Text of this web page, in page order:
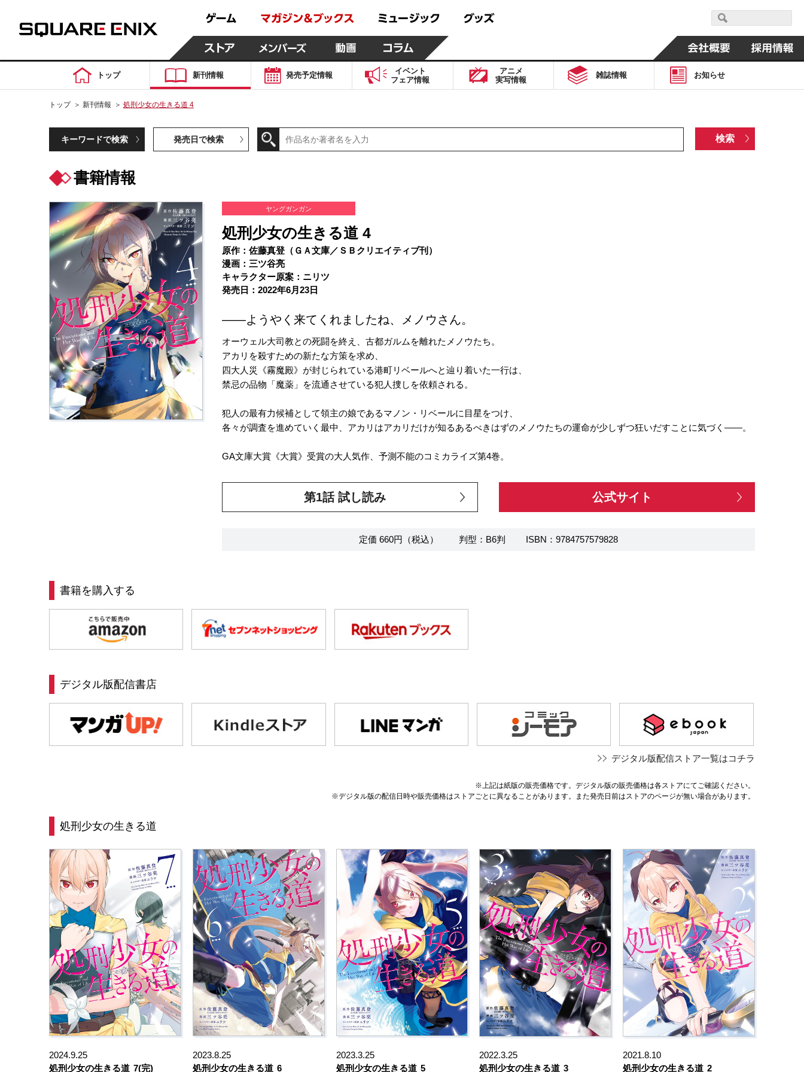
トップ 新刊情報 発売予定情報
イベント
フェア情報
アニメ
実写情報
雑誌情報 お知らせ
トップ ＞ 新刊情報 ＞ 処刑少女の生きる道 4
キーワードで検索 発売日で検索
書籍情報
ヤングガンガン
処刑少女の生きる道 4
原作：佐藤真登（ＧＡ文庫／ＳＢクリエイティブ刊）
漫画：三ツ谷亮
キャラクター原案：ニリツ
発売日：2022年6月23日
――ようやく来てくれましたね、メノウさん。
オーウェル大司教との死闘を終え、古都ガルムを離れたメノウたち。
アカリを殺すための新たな方策を求め、
四大人災《霧魔殿》が封じられている港町リベールへと辿り着いた一行は、
禁忌の品物「魔薬」を流通させている犯人捜しを依頼される。
犯人の最有力候補として領主の娘であるマノン・リベールに目星をつけ、
各々が調査を進めていく最中、アカリはアカリだけが知るあるべきはずのメノウたちの運命が少しずつ狂いだすことに気づく――。
GA文庫大賞《大賞》受賞の大人気作、予測不能のコミカライズ第4巻。
第1話 試し読み 公式サイト
定価 660円（税込） 判型：B6判 ISBN：9784757579828
書籍を購入する
デジタル版配信書店
デジタル版配信ストア一覧はコチラ
※上記は紙版の販売価格です。デジタル版の販売価格は各ストアにてご確認ください。
※デジタル版の配信日時や販売価格はストアごとに異なることがあります。また発売日前はストアのページが無い場合があります。
処刑少女の生きる道
2024.9.25
処刑少女の生きる道 7(完)
2023.8.25
処刑少女の生きる道 6
2023.3.25
処刑少女の生きる道 5
2022.3.25
処刑少女の生きる道 3
2021.8.10
処刑少女の生きる道 2